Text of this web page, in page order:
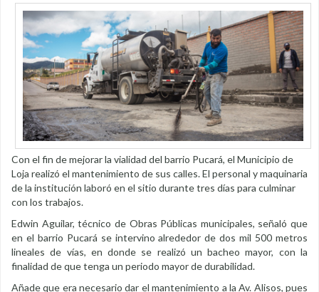
Con el fin de mejorar la vialidad del barrio Pucará, el Municipio de
Loja realizó el mantenimiento de sus calles. El personal y maquinaria
de la institución laboró en el sitio durante tres días para culminar
con los trabajos.
Edwin Aguilar, técnico de Obras Públicas municipales, señaló que
en el barrio Pucará se intervino alrededor de dos mil 500 metros
lineales de vías, en donde se realizó un bacheo mayor, con la
finalidad de que tenga un periodo mayor de durabilidad.
Añade que era necesario dar el mantenimiento a la Av. Alisos, pues